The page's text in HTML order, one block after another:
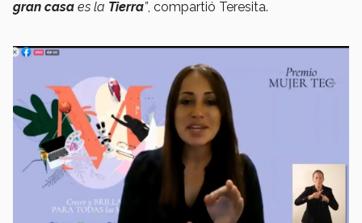
gran casa es la Tierra”, compartió Teresita.